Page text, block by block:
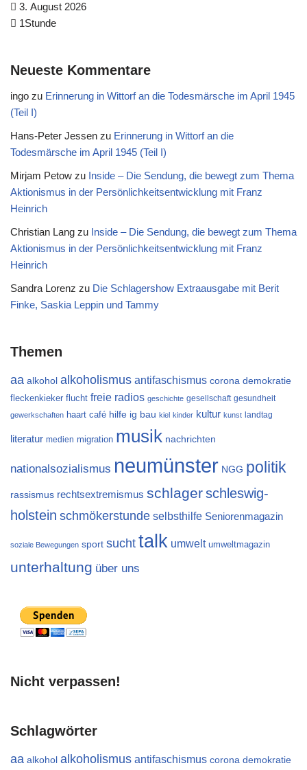
3. August 2026
1Stunde
Neueste Kommentare
ingo zu Erinnerung in Wittorf an die Todesmärsche im April 1945
(Teil I)
Hans-Peter Jessen zu Erinnerung in Wittorf an die
Todesmärsche im April 1945 (Teil I)
Mirjam Petow zu Inside – Die Sendung, die bewegt zum Thema
Aktionismus in der Persönlichkeitsentwicklung mit Franz
Heinrich
Christian Lang zu Inside – Die Sendung, die bewegt zum Thema
Aktionismus in der Persönlichkeitsentwicklung mit Franz
Heinrich
Sandra Lorenz zu Die Schlagershow Extraausgabe mit Berit
Finke, Saskia Leppin und Tammy
Themen
aa alkohol alkoholismus antifaschismus corona demokratie
fleckenkieker flucht freie radios geschichte gesellschaft gesundheit
gewerkschaften haart café hilfe ig bau kiel kinder kultur kunst landtag
literatur medien migration musik nachrichten
nationalsozialismus neumünster NGG politik
rassismus rechtsextremismus schlagerschleswig-
holstein schmökerstunde selbsthilfe Seniorenmagazin
soziale Bewegungen sport suchttalk umwelt umweltmagazin
unterhaltung über uns
Nicht verpassen!
Schlagwörter
aa alkohol alkoholismus antifaschismus corona demokratie